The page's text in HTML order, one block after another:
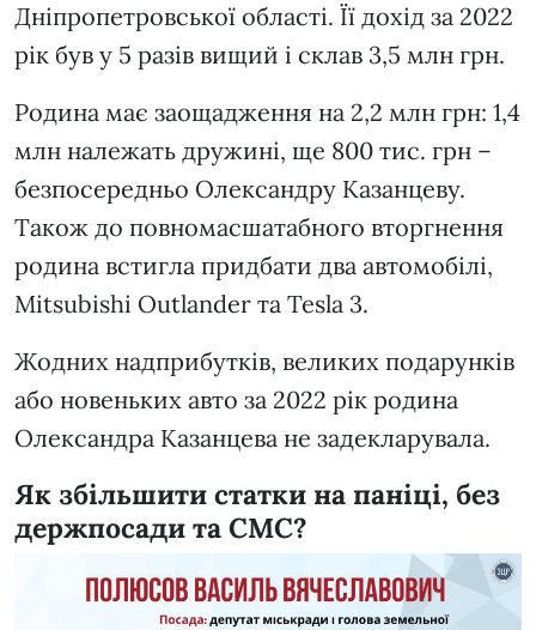
Дніпропетровської області. Її дохід за 2022
рік був у 5 разів вищий і склав 3,5 млн грн.
Родина має заощадження на 2,2 млн грн: 1,4
млн належать дружині, ще 800 тис. грн –
безпосередньо Олександру Казанцеву.
Також до повномасшатабного вторгнення
родина встигла придбати два автомобілі,
Mitsubishi Outlander та Tesla 3.
Жодних надприбутків, великих подарунків
або новеньких авто за 2022 рік родина
Олександра Казанцева не задекларувала.
Як збільшити статки на паніці, без
держпосади та СМС?